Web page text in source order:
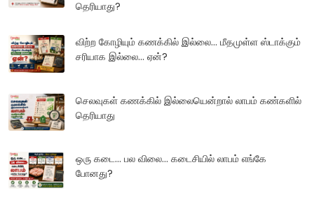
தெரியாது?
விற்ற கோழியும் கணக்கில் இல்லை... மீதமுள்ள ஸ்டாக்கும்
சரியாக இல்லை... ஏன்?
செலவுகள் கணக்கில் இல்லையென்றால் லாபம் கண்களில்
தெரியாது
ஒரு கடை... பல விலை... கடைசியில் லாபம் எங்கே
போனது?